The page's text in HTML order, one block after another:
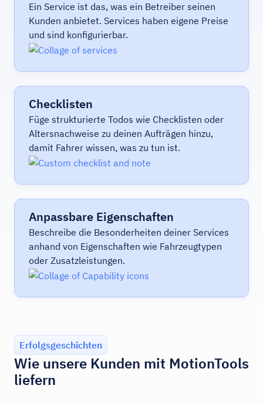
Ein Service ist das, was ein Betreiber seinen
Kunden anbietet. Services haben eigene Preise
und sind konfigurierbar.
Checklisten
Füge strukturierte Todos wie Checklisten oder
Altersnachweise zu deinen Aufträgen hinzu,
damit Fahrer wissen, was zu tun ist.
Anpassbare Eigenschaften
Beschreibe die Besonderheiten deiner Services
anhand von Eigenschaften wie Fahrzeugtypen
oder Zusatzleistungen.
Erfolgsgeschichten
Wie unsere Kunden mit MotionTools
liefern